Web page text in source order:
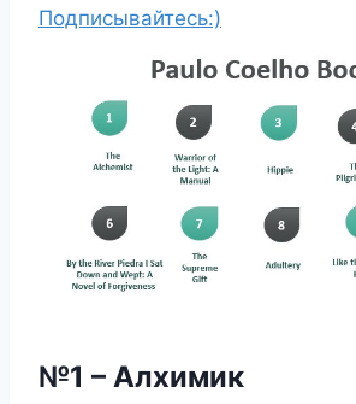
Подписывайтесь:)
№1 – Алхимик